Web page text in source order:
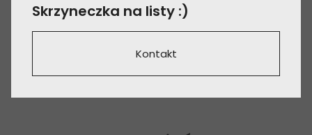
Skrzyneczka na listy :)
Kontakt